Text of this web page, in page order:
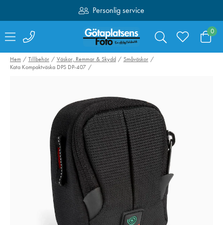
Personlig service
Fri frakt över 1000:-
0
Fancier Väska
Svart/Blå
Hem Tillbehör Väskor, Remmar & Skydd
Småväskor
Kata Kompaktväska DPS DP-407